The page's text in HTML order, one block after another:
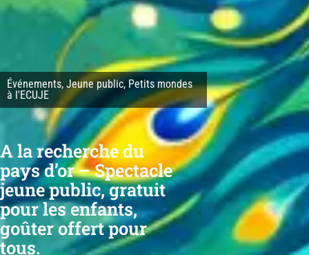
Événements, Jeune public, Petits mondes
à l'ECUJE
A la recherche du
pays d’or – Spectacle
jeune public, gratuit
pour les enfants,
goûter offert pour
tous.